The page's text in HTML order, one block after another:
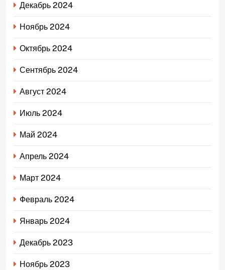
Декабрь 2024
Ноябрь 2024
Октябрь 2024
Сентябрь 2024
Август 2024
Июль 2024
Май 2024
Апрель 2024
Март 2024
Февраль 2024
Январь 2024
Декабрь 2023
Ноябрь 2023